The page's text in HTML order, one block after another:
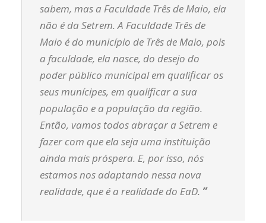
sabem, mas a Faculdade Três de Maio, ela
não é da Setrem. A Faculdade Três de
Maio é do município de Três de Maio, pois
a faculdade, ela nasce, do desejo do
poder público municipal em qualificar os
seus munícipes, em qualificar a sua
população e a população da região.
Então, vamos todos abraçar a Setrem e
fazer com que ela seja uma instituição
ainda mais próspera. E, por isso, nós
estamos nos adaptando nessa nova
realidade, que é a realidade do EaD. ”